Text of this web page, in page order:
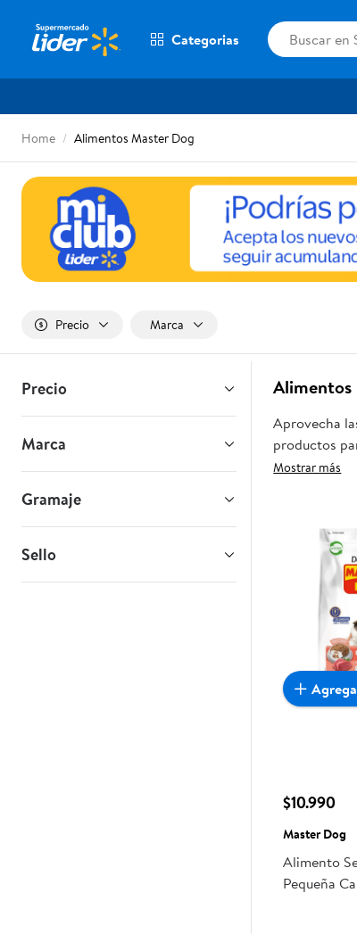
Categorias
Home Alimentos Master Dog
Precio Marca
Precio
Marca
Gramaje
Sello
Alimentos
Aprovecha
productos
oportunidad
Mostrar más
$10.990
Master Dog
Alimento
Pequeña